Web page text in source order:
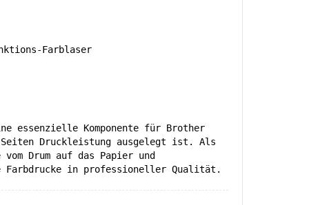
Farblaser
essenzielle Komponente für Brother
Druckleistung ausgelegt ist. Als
Drum auf das Papier und
Farbdrucke in professioneller Qualität.